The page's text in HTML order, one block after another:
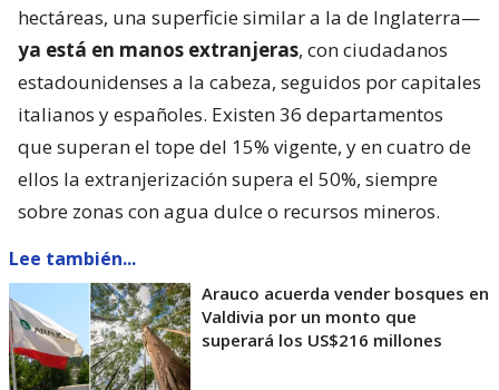
hectáreas, una superficie similar a la de Inglaterra—
ya está en manos extranjeras, con ciudadanos
estadounidenses a la cabeza, seguidos por capitales
italianos y españoles. Existen 36 departamentos
que superan el tope del 15% vigente, y en cuatro de
ellos la extranjerización supera el 50%, siempre
sobre zonas con agua dulce o recursos mineros.
Lee también...
Arauco acuerda vender bosques en
Valdivia por un monto que
superará los US$216 millones